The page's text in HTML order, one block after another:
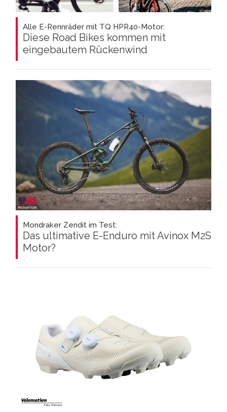
Alle E-Rennräder mit TQ HPR40-Motor:
Diese Road Bikes kommen mit
eingebautem Rückenwind
Mondraker Zendit im Test:
Das ultimative E-Enduro mit Avinox M2S
Motor?